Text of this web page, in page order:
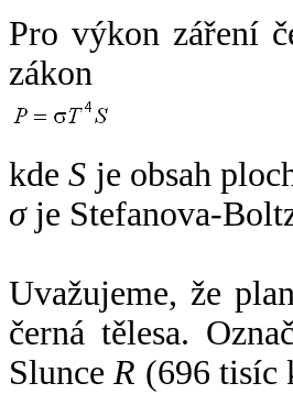
Pro výkon záření
zákon
kdeS je obsah
σje Stefanova-
Uvažujeme, že
černá tělesa.
SlunceR (696 tisíc